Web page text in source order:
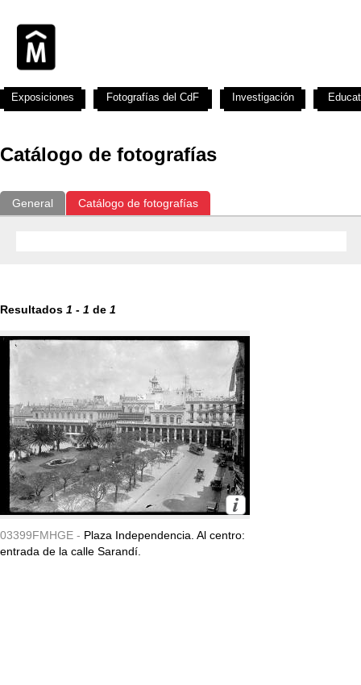
Catálogo de fotografías
General Catálogo de fotografías
Resultados 1 - 1 de 1
03399FMHGE - Plaza Independencia. Al centro:
entrada de la calle Sarandí.
Exposiciones Fotografías del CdF Investigación